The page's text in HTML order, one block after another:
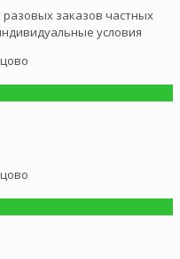
заказов частных
условия